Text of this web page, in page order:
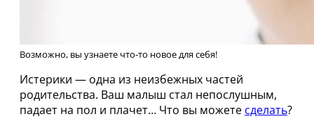
Возможно, вы узнаете что-то новое для себя!
Истерики — одна из неизбежных частей
родительства. Ваш малыш стал непослушным,
падает на пол и плачет… Что вы можете сделать?